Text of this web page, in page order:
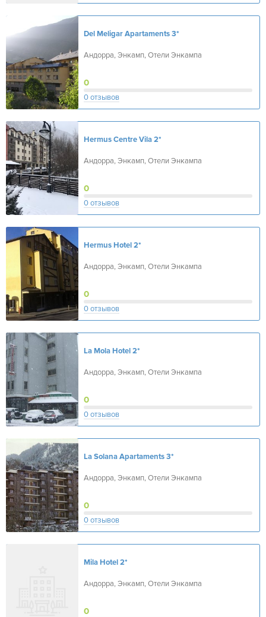
Del Meligar Apartaments3*
Андорра, Энкамп, Отели Энкампа
0
0 отзывов
Hermus Centre Vila2*
Андорра, Энкамп, Отели Энкампа
0
0 отзывов
Hermus Hotel2*
Андорра, Энкамп, Отели Энкампа
0
0 отзывов
La Mola Hotel2*
Андорра, Энкамп, Отели Энкампа
0
0 отзывов
La Solana Apartaments3*
Андорра, Энкамп, Отели Энкампа
0
0 отзывов
Mila Hotel2*
Андорра, Энкамп, Отели Энкампа
0